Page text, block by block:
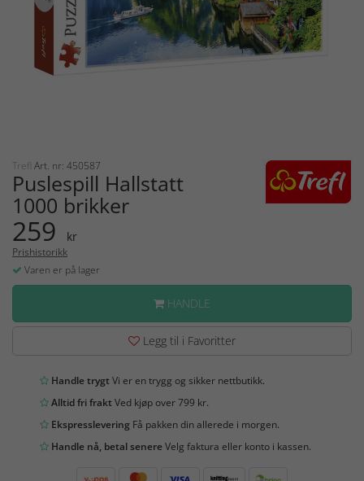
Trefl Art. nr: 450587
Puslespill Hallstatt
1000 brikker
259 kr
Prishistorikk
Varen er på lager
HANDLE
Legg til i Favoritter
Handle trygtVi er en trygg og sikker nettbutikk.
Alltid fri fraktVed kjøp over 799 kr.
Ekspresslevering Få pakken din allerede i morgen.
Handle nå, betal senereVelg faktura eller konto i kassen.